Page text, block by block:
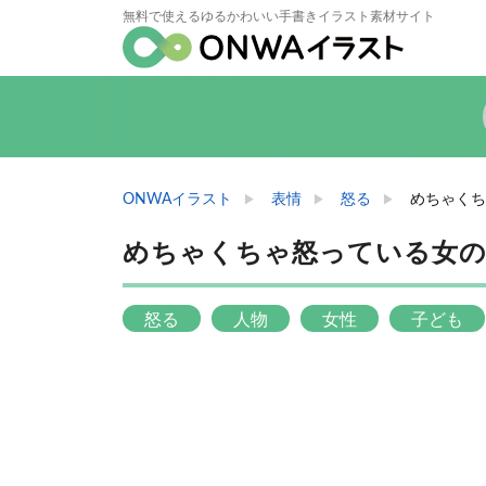
無料で使えるゆるかわいい手書きイラスト素材サイト
ONWAイラスト 表情 怒る めちゃく
めちゃくちゃ怒っている女
怒る 人物 女性 子ども